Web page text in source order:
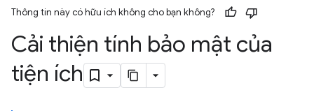
Thông tin này có hữu ích không cho bạn không?
Cải thiện tính bảo mật của
tiện ích